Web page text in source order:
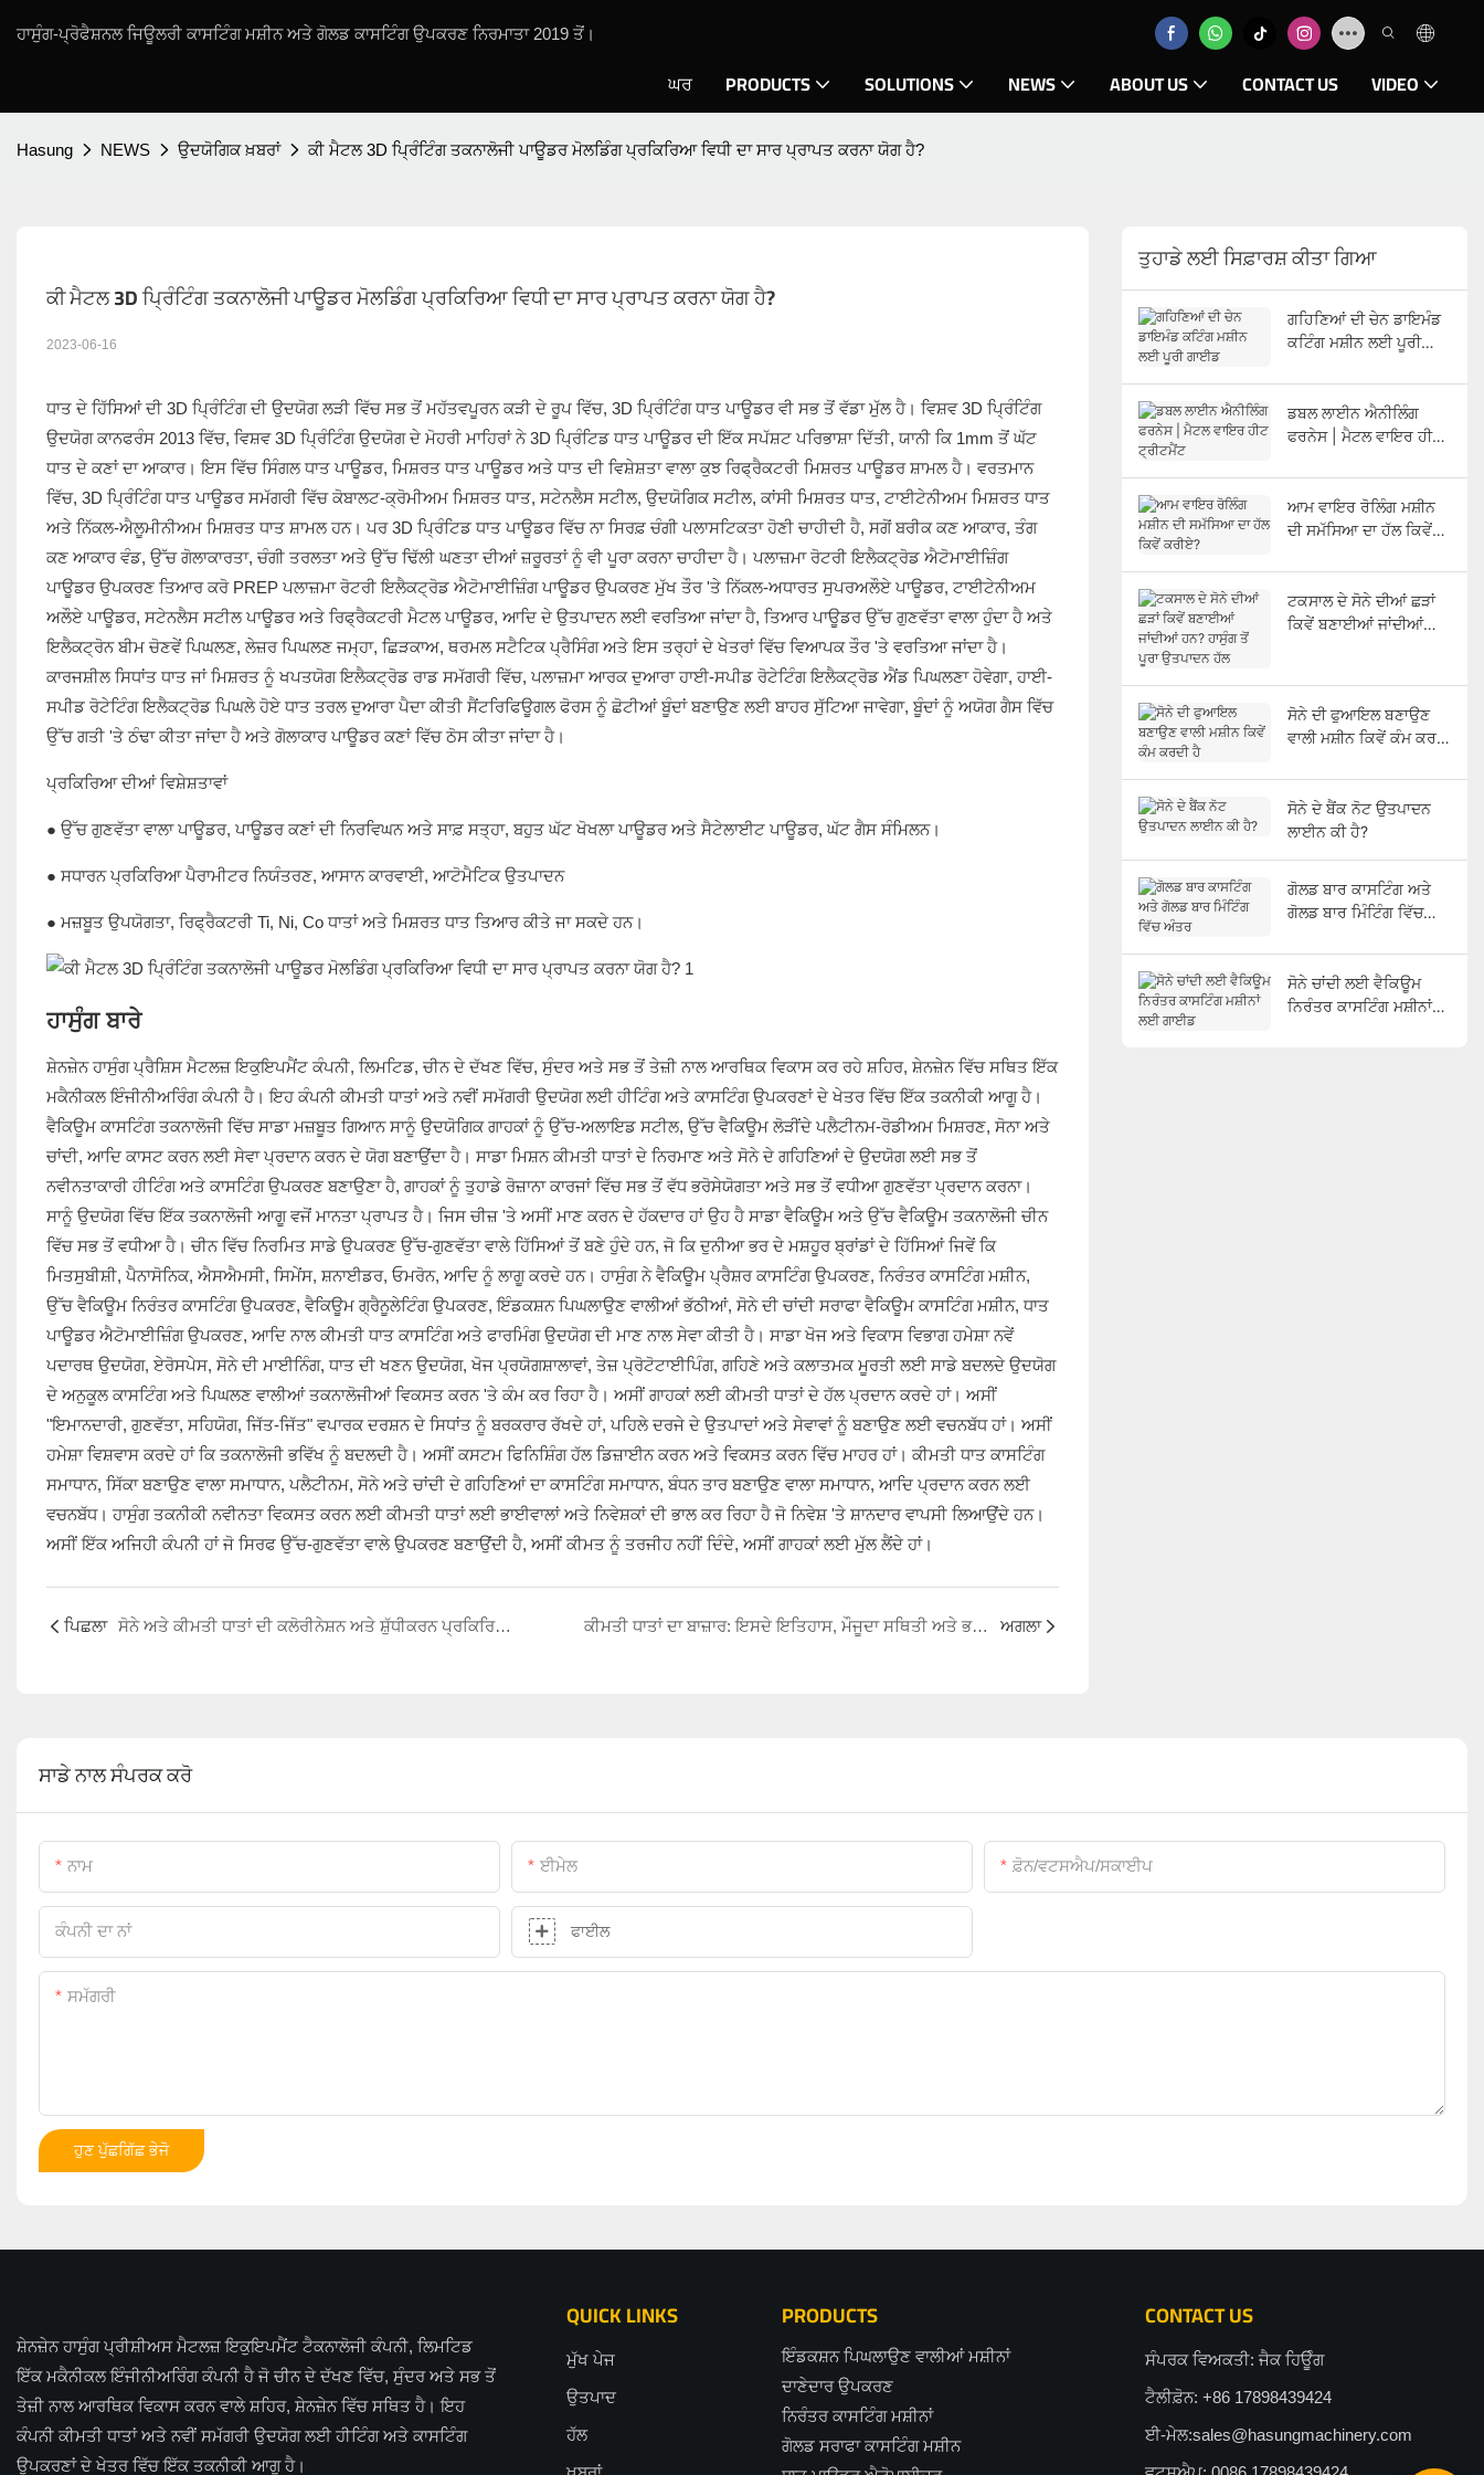
ਹਾਸੁੰਗ-ਪ੍ਰੋਫੈਸ਼ਨਲ ਜਿਊਲਰੀ ਕਾਸਟਿੰਗ ਮਸ਼ੀਨ ਅਤੇ ਗੋਲਡ ਕਾਸਟਿੰਗ ਉਪਕਰਣ ਨਿਰਮਾਤਾ 2019 ਤੋਂ।
ਘਰ PRODUCTS SOLUTIONS NEWS ABOUT US CONTACT US VIDEO
Hasung NEWS ਉਦਯੋਗਿਕ ਖ਼ਬਰਾਂ ਕੀ ਮੈਟਲ 3D ਪ੍ਰਿੰਟਿੰਗ ਤਕਨਾਲੋਜੀ ਪਾਊਡਰ ਮੋਲਡਿੰਗ ਪ੍ਰਕਿਰਿਆ ਵਿਧੀ ਦਾ ਸਾਰ ਪ੍ਰਾਪਤ ਕਰਨਾ ਯੋਗ ਹੈ?
ਕੀ ਮੈਟਲ 3D ਪ੍ਰਿੰਟਿੰਗ ਤਕਨਾਲੋਜੀ ਪਾਊਡਰ ਮੋਲਡਿੰਗ ਪ੍ਰਕਿਰਿਆ ਵਿਧੀ ਦਾ ਸਾਰ ਪ੍ਰਾਪਤ ਕਰਨਾ ਯੋਗ ਹੈ?
2023-06-16
ਧਾਤ ਦੇ ਹਿੱਸਿਆਂ ਦੀ 3D ਪ੍ਰਿੰਟਿੰਗ ਦੀ ਉਦਯੋਗ ਲੜੀ ਵਿੱਚ ਸਭ ਤੋਂ ਮਹੱਤਵਪੂਰਨ ਕੜੀ ਦੇ ਰੂਪ ਵਿੱਚ, 3D ਪ੍ਰਿੰਟਿੰਗਧਾਤ ਪਾਊਡਰਵੀ ਸਭ ਤੋਂ ਵੱਡਾ ਮੁੱਲ ਹੈ। ਵਿਸ਼ਵ 3D ਪ੍ਰਿੰਟਿੰਗ
ਉਦਯੋਗ ਕਾਨਫਰੰਸ 2013 ਵਿੱਚ, ਵਿਸ਼ਵ 3D ਪ੍ਰਿੰਟਿੰਗ ਉਦਯੋਗ ਦੇ ਮੋਹਰੀ ਮਾਹਿਰਾਂ ਨੇ 3D ਪ੍ਰਿੰਟਿਡ ਧਾਤ ਪਾਊਡਰ ਦੀ ਇੱਕ ਸਪੱਸ਼ਟ ਪਰਿਭਾਸ਼ਾ ਦਿੱਤੀ, ਯਾਨੀ ਕਿ 1mm ਤੋਂ ਘੱਟ
ਧਾਤ ਦੇ ਕਣਾਂ ਦਾ ਆਕਾਰ। ਇਸ ਵਿੱਚ ਸਿੰਗਲ ਧਾਤ ਪਾਊਡਰ, ਮਿਸ਼ਰਤ ਧਾਤ ਪਾਊਡਰ ਅਤੇ ਧਾਤ ਦੀ ਵਿਸ਼ੇਸ਼ਤਾ ਵਾਲਾ ਕੁਝ ਰਿਫ੍ਰੈਕਟਰੀ ਮਿਸ਼ਰਤ ਪਾਊਡਰ ਸ਼ਾਮਲ ਹੈ। ਵਰਤਮਾਨ
ਵਿੱਚ, 3D ਪ੍ਰਿੰਟਿੰਗ ਧਾਤ ਪਾਊਡਰ ਸਮੱਗਰੀ ਵਿੱਚ ਕੋਬਾਲਟ-ਕ੍ਰੋਮੀਅਮ ਮਿਸ਼ਰਤ ਧਾਤ, ਸਟੇਨਲੈਸ ਸਟੀਲ, ਉਦਯੋਗਿਕ ਸਟੀਲ, ਕਾਂਸੀ ਮਿਸ਼ਰਤ ਧਾਤ, ਟਾਈਟੇਨੀਅਮ ਮਿਸ਼ਰਤ ਧਾਤ
ਅਤੇ ਨਿੱਕਲ-ਐਲੂਮੀਨੀਅਮ ਮਿਸ਼ਰਤ ਧਾਤ ਸ਼ਾਮਲ ਹਨ। ਪਰ 3D ਪ੍ਰਿੰਟਿਡ ਧਾਤ ਪਾਊਡਰ ਵਿੱਚ ਨਾ ਸਿਰਫ਼ ਚੰਗੀ ਪਲਾਸਟਿਕਤਾ ਹੋਣੀ ਚਾਹੀਦੀ ਹੈ, ਸਗੋਂ ਬਰੀਕ ਕਣ ਆਕਾਰ, ਤੰਗ
ਕਣ ਆਕਾਰ ਵੰਡ, ਉੱਚ ਗੋਲਾਕਾਰਤਾ, ਚੰਗੀ ਤਰਲਤਾ ਅਤੇ ਉੱਚ ਢਿੱਲੀ ਘਣਤਾ ਦੀਆਂ ਜ਼ਰੂਰਤਾਂ ਨੂੰ ਵੀ ਪੂਰਾ ਕਰਨਾ ਚਾਹੀਦਾ ਹੈ। ਪਲਾਜ਼ਮਾ ਰੋਟਰੀ ਇਲੈਕਟ੍ਰੋਡ ਐਟੋਮਾਈਜ਼ਿੰਗ
ਪਾਊਡਰ ਉਪਕਰਣ ਤਿਆਰ ਕਰੋ PREP ਪਲਾਜ਼ਮਾ ਰੋਟਰੀ ਇਲੈਕਟ੍ਰੋਡ ਐਟੋਮਾਈਜ਼ਿੰਗ ਪਾਊਡਰ ਉਪਕਰਣ ਮੁੱਖ ਤੌਰ 'ਤੇ ਨਿੱਕਲ-ਅਧਾਰਤ ਸੁਪਰਅਲੌਏ ਪਾਊਡਰ, ਟਾਈਟੇਨੀਅਮ
ਅਲੌਏ ਪਾਊਡਰ, ਸਟੇਨਲੈਸ ਸਟੀਲ ਪਾਊਡਰ ਅਤੇ ਰਿਫ੍ਰੈਕਟਰੀ ਮੈਟਲ ਪਾਊਡਰ, ਆਦਿ ਦੇ ਉਤਪਾਦਨ ਲਈ ਵਰਤਿਆ ਜਾਂਦਾ ਹੈ, ਤਿਆਰ ਪਾਊਡਰ ਉੱਚ ਗੁਣਵੱਤਾ ਵਾਲਾ ਹੁੰਦਾ ਹੈ ਅਤੇ
ਇਲੈਕਟ੍ਰੋਨ ਬੀਮ ਚੋਣਵੇਂ ਪਿਘਲਣ, ਲੇਜ਼ਰ ਪਿਘਲਣ ਜਮ੍ਹਾ, ਛਿੜਕਾਅ, ਥਰਮਲ ਸਟੈਟਿਕ ਪ੍ਰੈਸਿੰਗ ਅਤੇ ਇਸ ਤਰ੍ਹਾਂ ਦੇ ਖੇਤਰਾਂ ਵਿੱਚ ਵਿਆਪਕ ਤੌਰ 'ਤੇ ਵਰਤਿਆ ਜਾਂਦਾ ਹੈ।
ਕਾਰਜਸ਼ੀਲ ਸਿਧਾਂਤ ਧਾਤ ਜਾਂ ਮਿਸ਼ਰਤ ਨੂੰ ਖਪਤਯੋਗ ਇਲੈਕਟ੍ਰੋਡ ਰਾਡ ਸਮੱਗਰੀ ਵਿੱਚ, ਪਲਾਜ਼ਮਾ ਆਰਕ ਦੁਆਰਾ ਹਾਈ-ਸਪੀਡ ਰੋਟੇਟਿੰਗ ਇਲੈਕਟ੍ਰੋਡ ਐਂਡ ਪਿਘਲਣਾ ਹੋਵੇਗਾ, ਹਾਈ-
ਸਪੀਡ ਰੋਟੇਟਿੰਗ ਇਲੈਕਟ੍ਰੋਡ ਪਿਘਲੇ ਹੋਏ ਧਾਤ ਤਰਲ ਦੁਆਰਾ ਪੈਦਾ ਕੀਤੀ ਸੈਂਟਰਿਫਿਊਗਲ ਫੋਰਸ ਨੂੰ ਛੋਟੀਆਂ ਬੂੰਦਾਂ ਬਣਾਉਣ ਲਈ ਬਾਹਰ ਸੁੱਟਿਆ ਜਾਵੇਗਾ, ਬੂੰਦਾਂ ਨੂੰ ਅਯੋਗ ਗੈਸ ਵਿੱਚ
ਉੱਚ ਗਤੀ 'ਤੇ ਠੰਢਾ ਕੀਤਾ ਜਾਂਦਾ ਹੈ ਅਤੇ ਗੋਲਾਕਾਰ ਪਾਊਡਰ ਕਣਾਂ ਵਿੱਚ ਠੋਸ ਕੀਤਾ ਜਾਂਦਾ ਹੈ।
ਪ੍ਰਕਿਰਿਆ ਦੀਆਂ ਵਿਸ਼ੇਸ਼ਤਾਵਾਂ
● ਉੱਚ ਗੁਣਵੱਤਾ ਵਾਲਾ ਪਾਊਡਰ, ਪਾਊਡਰ ਕਣਾਂ ਦੀ ਨਿਰਵਿਘਨ ਅਤੇ ਸਾਫ਼ ਸਤ੍ਹਾ, ਬਹੁਤ ਘੱਟ ਖੋਖਲਾ ਪਾਊਡਰ ਅਤੇ ਸੈਟੇਲਾਈਟ ਪਾਊਡਰ, ਘੱਟ ਗੈਸ ਸੰਮਿਲਨ।
● ਸਧਾਰਨ ਪ੍ਰਕਿਰਿਆ ਪੈਰਾਮੀਟਰ ਨਿਯੰਤਰਣ, ਆਸਾਨ ਕਾਰਵਾਈ, ਆਟੋਮੈਟਿਕ ਉਤਪਾਦਨ
● ਮਜ਼ਬੂਤ ​​ਉਪਯੋਗਤਾ, ਰਿਫ੍ਰੈਕਟਰੀ Ti, Ni, Co ਧਾਤਾਂ ਅਤੇ ਮਿਸ਼ਰਤ ਧਾਤ ਤਿਆਰ ਕੀਤੇ ਜਾ ਸਕਦੇ ਹਨ।
ਹਾਸੁੰਗ ਬਾਰੇ
ਸ਼ੇਨਜ਼ੇਨ ਹਾਸੁੰਗ ਪ੍ਰੈਸ਼ਿਸ ਮੈਟਲਜ਼ ਇਕੁਇਪਮੈਂਟ ਕੰਪਨੀ, ਲਿਮਟਿਡ, ਚੀਨ ਦੇ ਦੱਖਣ ਵਿੱਚ, ਸੁੰਦਰ ਅਤੇ ਸਭ ਤੋਂ ਤੇਜ਼ੀ ਨਾਲ ਆਰਥਿਕ ਵਿਕਾਸ ਕਰ ਰਹੇ ਸ਼ਹਿਰ, ਸ਼ੇਨਜ਼ੇਨ ਵਿੱਚ ਸਥਿਤ ਇੱਕ
ਮਕੈਨੀਕਲ ਇੰਜੀਨੀਅਰਿੰਗ ਕੰਪਨੀ ਹੈ। ਇਹ ਕੰਪਨੀ ਕੀਮਤੀ ਧਾਤਾਂ ਅਤੇ ਨਵੀਂ ਸਮੱਗਰੀ ਉਦਯੋਗ ਲਈ ਹੀਟਿੰਗ ਅਤੇ ਕਾਸਟਿੰਗ ਉਪਕਰਣਾਂ ਦੇ ਖੇਤਰ ਵਿੱਚ ਇੱਕ ਤਕਨੀਕੀ ਆਗੂ ਹੈ।
ਵੈਕਿਊਮ ਕਾਸਟਿੰਗ ਤਕਨਾਲੋਜੀ ਵਿੱਚ ਸਾਡਾ ਮਜ਼ਬੂਤ ​​ਗਿਆਨ ਸਾਨੂੰ ਉਦਯੋਗਿਕ ਗਾਹਕਾਂ ਨੂੰ ਉੱਚ-ਅਲਾਇਡ ਸਟੀਲ, ਉੱਚ ਵੈਕਿਊਮ ਲੋੜੀਂਦੇ ਪਲੈਟੀਨਮ-ਰੋਡੀਅਮ ਮਿਸ਼ਰਣ, ਸੋਨਾ ਅਤੇ
ਚਾਂਦੀ, ਆਦਿ ਕਾਸਟ ਕਰਨ ਲਈ ਸੇਵਾ ਪ੍ਰਦਾਨ ਕਰਨ ਦੇ ਯੋਗ ਬਣਾਉਂਦਾ ਹੈ। ਸਾਡਾ ਮਿਸ਼ਨ ਕੀਮਤੀ ਧਾਤਾਂ ਦੇ ਨਿਰਮਾਣ ਅਤੇ ਸੋਨੇ ਦੇ ਗਹਿਣਿਆਂ ਦੇ ਉਦਯੋਗ ਲਈ ਸਭ ਤੋਂ
ਨਵੀਨਤਾਕਾਰੀ ਹੀਟਿੰਗ ਅਤੇ ਕਾਸਟਿੰਗ ਉਪਕਰਣ ਬਣਾਉਣਾ ਹੈ, ਗਾਹਕਾਂ ਨੂੰ ਤੁਹਾਡੇ ਰੋਜ਼ਾਨਾ ਕਾਰਜਾਂ ਵਿੱਚ ਸਭ ਤੋਂ ਵੱਧ ਭਰੋਸੇਯੋਗਤਾ ਅਤੇ ਸਭ ਤੋਂ ਵਧੀਆ ਗੁਣਵੱਤਾ ਪ੍ਰਦਾਨ ਕਰਨਾ।
ਸਾਨੂੰ ਉਦਯੋਗ ਵਿੱਚ ਇੱਕ ਤਕਨਾਲੋਜੀ ਆਗੂ ਵਜੋਂ ਮਾਨਤਾ ਪ੍ਰਾਪਤ ਹੈ। ਜਿਸ ਚੀਜ਼ 'ਤੇ ਅਸੀਂ ਮਾਣ ਕਰਨ ਦੇ ਹੱਕਦਾਰ ਹਾਂ ਉਹ ਹੈ ਸਾਡਾ ਵੈਕਿਊਮ ਅਤੇ ਉੱਚ ਵੈਕਿਊਮ ਤਕਨਾਲੋਜੀ ਚੀਨ
ਵਿੱਚ ਸਭ ਤੋਂ ਵਧੀਆ ਹੈ। ਚੀਨ ਵਿੱਚ ਨਿਰਮਿਤ ਸਾਡੇ ਉਪਕਰਣ ਉੱਚ-ਗੁਣਵੱਤਾ ਵਾਲੇ ਹਿੱਸਿਆਂ ਤੋਂ ਬਣੇ ਹੁੰਦੇ ਹਨ, ਜੋ ਕਿ ਦੁਨੀਆ ਭਰ ਦੇ ਮਸ਼ਹੂਰ ਬ੍ਰਾਂਡਾਂ ਦੇ ਹਿੱਸਿਆਂ ਜਿਵੇਂ ਕਿ
ਮਿਤਸੁਬੀਸ਼ੀ, ਪੈਨਾਸੋਨਿਕ, ਐਸਐਮਸੀ, ਸਿਮੇਂਸ, ਸ਼ਨਾਈਡਰ, ਓਮਰੋਨ, ਆਦਿ ਨੂੰ ਲਾਗੂ ਕਰਦੇ ਹਨ। ਹਾਸੁੰਗ ਨੇ ਵੈਕਿਊਮ ਪ੍ਰੈਸ਼ਰ ਕਾਸਟਿੰਗ ਉਪਕਰਣ, ਨਿਰੰਤਰ ਕਾਸਟਿੰਗ ਮਸ਼ੀਨ,
ਉੱਚ ਵੈਕਿਊਮ ਨਿਰੰਤਰ ਕਾਸਟਿੰਗ ਉਪਕਰਣ, ਵੈਕਿਊਮ ਗ੍ਰੈਨੂਲੇਟਿੰਗ ਉਪਕਰਣ, ਇੰਡਕਸ਼ਨ ਪਿਘਲਾਉਣ ਵਾਲੀਆਂ ਭੱਠੀਆਂ, ਸੋਨੇ ਦੀ ਚਾਂਦੀ ਸਰਾਫਾ ਵੈਕਿਊਮ ਕਾਸਟਿੰਗ ਮਸ਼ੀਨ, ਧਾਤ
ਪਾਊਡਰ ਐਟੋਮਾਈਜ਼ਿੰਗ ਉਪਕਰਣ, ਆਦਿ ਨਾਲ ਕੀਮਤੀ ਧਾਤ ਕਾਸਟਿੰਗ ਅਤੇ ਫਾਰਮਿੰਗ ਉਦਯੋਗ ਦੀ ਮਾਣ ਨਾਲ ਸੇਵਾ ਕੀਤੀ ਹੈ। ਸਾਡਾ ਖੋਜ ਅਤੇ ਵਿਕਾਸ ਵਿਭਾਗ ਹਮੇਸ਼ਾ ਨਵੇਂ
ਪਦਾਰਥ ਉਦਯੋਗ, ਏਰੋਸਪੇਸ, ਸੋਨੇ ਦੀ ਮਾਈਨਿੰਗ, ਧਾਤ ਦੀ ਖਣਨ ਉਦਯੋਗ, ਖੋਜ ਪ੍ਰਯੋਗਸ਼ਾਲਾਵਾਂ, ਤੇਜ਼ ਪ੍ਰੋਟੋਟਾਈਪਿੰਗ, ਗਹਿਣੇ ਅਤੇ ਕਲਾਤਮਕ ਮੂਰਤੀ ਲਈ ਸਾਡੇ ਬਦਲਦੇ ਉਦਯੋਗ
ਦੇ ਅਨੁਕੂਲ ਕਾਸਟਿੰਗ ਅਤੇ ਪਿਘਲਣ ਵਾਲੀਆਂ ਤਕਨਾਲੋਜੀਆਂ ਵਿਕਸਤ ਕਰਨ 'ਤੇ ਕੰਮ ਕਰ ਰਿਹਾ ਹੈ। ਅਸੀਂ ਗਾਹਕਾਂ ਲਈ ਕੀਮਤੀ ਧਾਤਾਂ ਦੇ ਹੱਲ ਪ੍ਰਦਾਨ ਕਰਦੇ ਹਾਂ। ਅਸੀਂ
"ਇਮਾਨਦਾਰੀ, ਗੁਣਵੱਤਾ, ਸਹਿਯੋਗ, ਜਿੱਤ-ਜਿੱਤ" ਵਪਾਰਕ ਦਰਸ਼ਨ ਦੇ ਸਿਧਾਂਤ ਨੂੰ ਬਰਕਰਾਰ ਰੱਖਦੇ ਹਾਂ, ਪਹਿਲੇ ਦਰਜੇ ਦੇ ਉਤਪਾਦਾਂ ਅਤੇ ਸੇਵਾਵਾਂ ਨੂੰ ਬਣਾਉਣ ਲਈ ਵਚਨਬੱਧ ਹਾਂ। ਅਸੀਂ
ਹਮੇਸ਼ਾ ਵਿਸ਼ਵਾਸ ਕਰਦੇ ਹਾਂ ਕਿ ਤਕਨਾਲੋਜੀ ਭਵਿੱਖ ਨੂੰ ਬਦਲਦੀ ਹੈ। ਅਸੀਂ ਕਸਟਮ ਫਿਨਿਸ਼ਿੰਗ ਹੱਲ ਡਿਜ਼ਾਈਨ ਕਰਨ ਅਤੇ ਵਿਕਸਤ ਕਰਨ ਵਿੱਚ ਮਾਹਰ ਹਾਂ। ਕੀਮਤੀ ਧਾਤ ਕਾਸਟਿੰਗ
ਸਮਾਧਾਨ, ਸਿੱਕਾ ਬਣਾਉਣ ਵਾਲਾ ਸਮਾਧਾਨ, ਪਲੈਟੀਨਮ, ਸੋਨੇ ਅਤੇ ਚਾਂਦੀ ਦੇ ਗਹਿਣਿਆਂ ਦਾ ਕਾਸਟਿੰਗ ਸਮਾਧਾਨ, ਬੰਧਨ ਤਾਰ ਬਣਾਉਣ ਵਾਲਾ ਸਮਾਧਾਨ, ਆਦਿ ਪ੍ਰਦਾਨ ਕਰਨ ਲਈ
ਵਚਨਬੱਧ। ਹਾਸੁੰਗ ਤਕਨੀਕੀ ਨਵੀਨਤਾ ਵਿਕਸਤ ਕਰਨ ਲਈ ਕੀਮਤੀ ਧਾਤਾਂ ਲਈ ਭਾਈਵਾਲਾਂ ਅਤੇ ਨਿਵੇਸ਼ਕਾਂ ਦੀ ਭਾਲ ਕਰ ਰਿਹਾ ਹੈ ਜੋ ਨਿਵੇਸ਼ 'ਤੇ ਸ਼ਾਨਦਾਰ ਵਾਪਸੀ ਲਿਆਉਂਦੇ ਹਨ।
ਅਸੀਂ ਇੱਕ ਅਜਿਹੀ ਕੰਪਨੀ ਹਾਂ ਜੋ ਸਿਰਫ ਉੱਚ-ਗੁਣਵੱਤਾ ਵਾਲੇ ਉਪਕਰਣ ਬਣਾਉਂਦੀ ਹੈ, ਅਸੀਂ ਕੀਮਤ ਨੂੰ ਤਰਜੀਹ ਨਹੀਂ ਦਿੰਦੇ, ਅਸੀਂ ਗਾਹਕਾਂ ਲਈ ਮੁੱਲ ਲੈਂਦੇ ਹਾਂ।
ਪਿਛਲਾ ਸੋਨੇ ਅਤੇ ਕੀਮਤੀ ਧਾਤਾਂ ਦੀ ਕਲੋਰੀਨੇਸ਼ਨ ਅਤੇ ਸ਼ੁੱਧੀਕਰਨ ਪ੍ਰਕਿਰਿਆ ਲਈ ਕਿਹੜੇ ਉਪਕਰਣਾਂ ਦੀ ਲੋੜ ਹੁੰਦੀ ਹੈ? ਕੀਮਤੀ ਧਾਤਾਂ ਦਾ ਬਾਜ਼ਾਰ: ਇਸਦੇ ਇਤਿਹਾਸ, ਮੌਜੂਦਾ ਸਥਿਤੀ ਅਤੇ ਭਵਿੱਖ ਦੀ ਪੜਚੋਲ ਕਰਨਾ ਅਗਲਾ
ਤੁਹਾਡੇ ਲਈ ਸਿਫ਼ਾਰਸ਼ ਕੀਤਾ ਗਿਆ
ਗਹਿਣਿਆਂ ਦੀ ਚੇਨ ਡਾਇਮੰਡ
ਕਟਿੰਗ ਮਸ਼ੀਨ ਲਈ ਪੂਰੀ
ਡਬਲ ਲਾਈਨ ਐਨੀਲਿੰਗ
ਫਰਨੇਸ | ਮੈਟਲ ਵਾਇਰ ਹੀਟ
ਆਮ ਵਾਇਰ ਰੋਲਿੰਗ ਮਸ਼ੀਨ
ਦੀ ਸਮੱਸਿਆ ਦਾ ਹੱਲ ਕਿਵੇਂ
ਟਕਸਾਲ ਦੇ ਸੋਨੇ ਦੀਆਂ ਛੜਾਂ
ਕਿਵੇਂ ਬਣਾਈਆਂ ਜਾਂਦੀਆਂ
ਸੋਨੇ ਦੀ ਫੁਆਇਲ ਬਣਾਉਣ
ਵਾਲੀ ਮਸ਼ੀਨ ਕਿਵੇਂ ਕੰਮ ਕਰਦੀ
ਸੋਨੇ ਦੇ ਬੈਂਕ ਨੋਟ ਉਤਪਾਦਨ
ਲਾਈਨ ਕੀ ਹੈ?
ਗੋਲਡ ਬਾਰ ਕਾਸਟਿੰਗ ਅਤੇ
ਗੋਲਡ ਬਾਰ ਮਿੰਟਿੰਗ ਵਿੱਚ
ਸੋਨੇ ਚਾਂਦੀ ਲਈ ਵੈਕਿਊਮ
ਨਿਰੰਤਰ ਕਾਸਟਿੰਗ ਮਸ਼ੀਨਾਂ
ਸਾਡੇ ਨਾਲ ਸੰਪਰਕ ਕਰੋ
ਨਾਮ ਈਮੇਲ ਫ਼ੋਨ/ਵਟਸਐਪ/ਸਕਾਈਪ
ਕੰਪਨੀ ਦਾ ਨਾਂ ਫਾਈਲ
ਸਮੱਗਰੀ
ਹੁਣ ਪੁੱਛਗਿੱਛ ਭੇਜੋ
ਸ਼ੇਨਜ਼ੇਨ ਹਾਸੁੰਗ ਪ੍ਰੀਸ਼ੀਅਸ ਮੈਟਲਜ਼ ਇਕੁਇਪਮੈਂਟ ਟੈਕਨਾਲੋਜੀ ਕੰਪਨੀ, ਲਿਮਟਿਡ
ਇੱਕ ਮਕੈਨੀਕਲ ਇੰਜੀਨੀਅਰਿੰਗ ਕੰਪਨੀ ਹੈ ਜੋ ਚੀਨ ਦੇ ਦੱਖਣ ਵਿੱਚ, ਸੁੰਦਰ ਅਤੇ ਸਭ ਤੋਂ
ਤੇਜ਼ੀ ਨਾਲ ਆਰਥਿਕ ਵਿਕਾਸ ਕਰਨ ਵਾਲੇ ਸ਼ਹਿਰ, ਸ਼ੇਨਜ਼ੇਨ ਵਿੱਚ ਸਥਿਤ ਹੈ। ਇਹ
ਕੰਪਨੀ ਕੀਮਤੀ ਧਾਤਾਂ ਅਤੇ ਨਵੀਂ ਸਮੱਗਰੀ ਉਦਯੋਗ ਲਈ ਹੀਟਿੰਗ ਅਤੇ ਕਾਸਟਿੰਗ
ਉਪਕਰਣਾਂ ਦੇ ਖੇਤਰ ਵਿੱਚ ਇੱਕ ਤਕਨੀਕੀ ਆਗੂ ਹੈ।
QUICK LINKS
ਮੁੱਖ ਪੇਜ
ਉਤਪਾਦ
ਹੱਲ
PRODUCTS
ਇੰਡਕਸ਼ਨ ਪਿਘਲਾਉਣ ਵਾਲੀਆਂ ਮਸ਼ੀਨਾਂ
ਦਾਣੇਦਾਰ ਉਪਕਰਣ
ਨਿਰੰਤਰ ਕਾਸਟਿੰਗ ਮਸ਼ੀਨਾਂ
ਗੋਲਡ ਸਰਾਫਾ ਕਾਸਟਿੰਗ ਮਸ਼ੀਨ
CONTACT US
ਸੰਪਰਕ ਵਿਅਕਤੀ: ਜੈਕ ਹਿਊੰਗ
ਟੈਲੀਫ਼ੋਨ: +86 17898439424
ਈ-ਮੇਲ:sales@hasungmachinery.com